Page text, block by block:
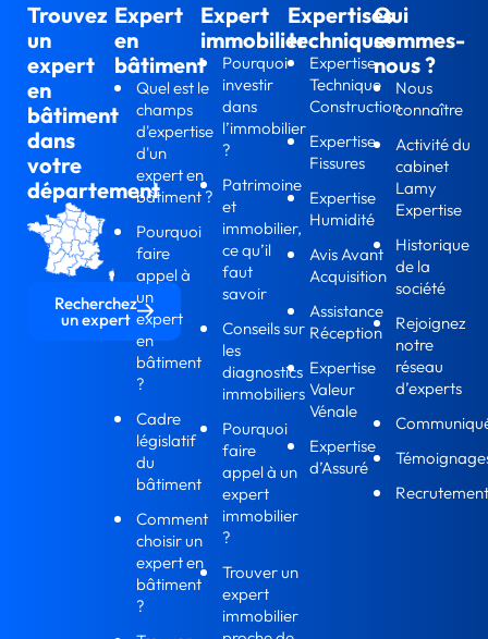
Expert
en
bâtiment
Quel est le
champs
d'expertise
d'un
expert en
bâtiment ?
Pourquoi
faire
appel à
un
expert
en
bâtiment
?
Cadre
législatif
du
bâtiment
Comment
choisir un
expert en
bâtiment
?
Expert
immobilier
Pourquoi
investir
dans
l’immobilier
?
Patrimoine
et
immobilier,
ce qu’il
faut
savoir
Conseils sur
les
diagnostics
immobiliers
Pourquoi
faire
appel à un
expert
immobilier
?
Trouver un
expert
immobilier
Expertises
techniques
Expertise
Technique
Construction
Expertise
Fissures
Expertise
Humidité
Avis Avant
Acquisition
Assistance
Réception
Expertise
Valeur
Vénale
Expertise
d’Assuré
Qui
sommes-
nous ?
Nous
connaître
Activité du
cabinet
Lamy
Expertise
Historique
de la
société
Rejoignez
notre
réseau
d’experts
Trouvez
un
expert
en
bâtiment
dans
votre
département
Recherchez
un expert